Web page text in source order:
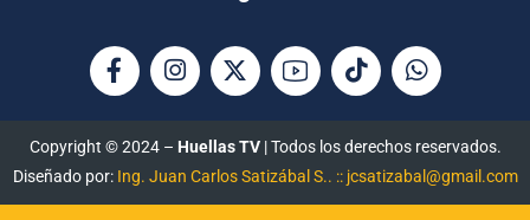
Copyright © 2024 – Huellas TV| Todos los derechos reservados.
Diseñado por: Ing. Juan Carlos Satizábal S.. :: jcsatizabal@gmail.com